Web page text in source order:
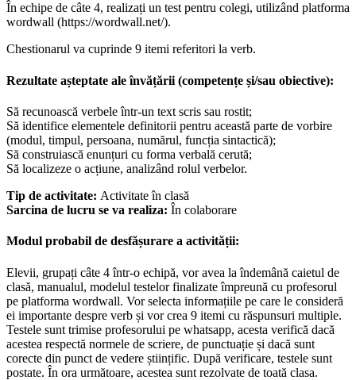
În echipe de câte 4, realizați un test pentru colegi, utilizând platforma
wordwall (https://wordwall.net/).
Chestionarul va cuprinde 9 itemi referitori la verb.
Rezultate așteptate ale învățării (competențe și/sau obiective):
Să recunoască verbele într-un text scris sau rostit;
Să identifice elementele definitorii pentru această parte de vorbire
(modul, timpul, persoana, numărul, funcția sintactică);
Să construiască enunțuri cu forma verbală cerută;
Să localizeze o acțiune, analizând rolul verbelor.
Tip de activitate: Activitate în clasă
Sarcina de lucru se va realiza: În colaborare
Modul probabil de desfășurare a activității:
Elevii, grupați câte 4 într-o echipă, vor avea la îndemână caietul de
clasă, manualul, modelul testelor finalizate împreună cu profesorul
pe platforma wordwall. Vor selecta informațiile pe care le consideră
ei importante despre verb și vor crea 9 itemi cu răspunsuri multiple.
Testele sunt trimise profesorului pe whatsapp, acesta verifică dacă
acestea respectă normele de scriere, de punctuație și dacă sunt
corecte din punct de vedere științific. După verificare, testele sunt
postate. În ora următoare, acestea sunt rezolvate de toată clasa.